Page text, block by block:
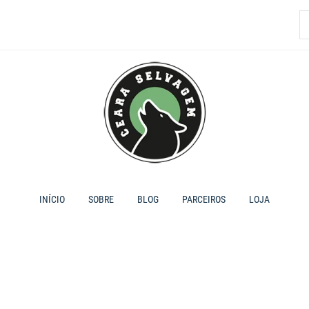
INÍCIO SOBRE BLOG PARCEIROS LOJA